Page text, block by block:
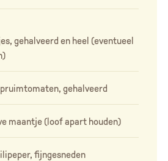
gehalveerd en heel (eventueel
gehalveerd
maantje (loof apart houden)
fijngesneden